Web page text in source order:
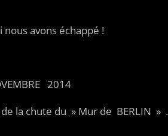
échappé !
» Mur de BERLIN » .